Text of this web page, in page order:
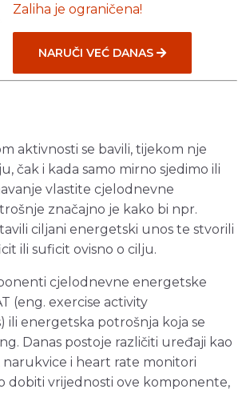
Zaliha je ograničena!
NARUČI VEĆ DANAS
aktivnosti se bavili, tijekom nje
čak i kada samo mirno sjedimo ili
vlastite cjelodnevne
značajno je kako bi npr.
ciljani energetski unos te stvorili
ili suficit ovisno o cilju.
cjelodnevne energetske
(eng. exercise activity
ili energetska potrošnja koja se
Danas postoje različiti uređaji kao
narukvice i heart rate monitori
dobiti vrijednosti ove komponente,